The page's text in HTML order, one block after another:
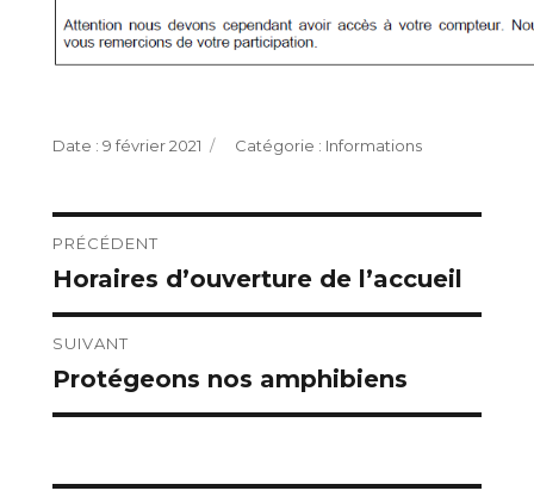
Publié
9 février 2021 Catégories
Informations
Navigation
de
l’article
PRÉCÉDENT
Publication
précédente :
Horaires d’ouverture de l’accueil
SUIVANT
Publication
suivante :
Protégeons nos amphibiens